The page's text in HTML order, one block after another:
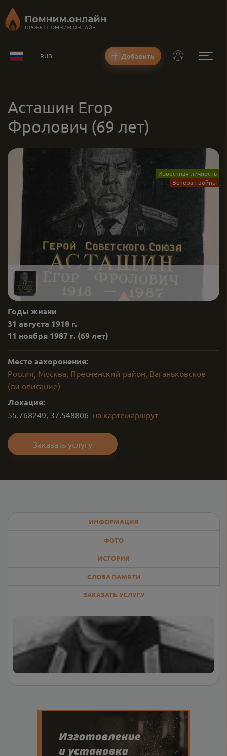
RUB Добавить
Асташин Егор
Фролович (69 лет)
Известная личность
Ветеран войны
Годы жизни
31 августа 1918 г.
11 ноября 1987 г. (69 лет)
Место захоронения:
Россия, Москва, Пресненский район, Ваганьковское
(см описание)
Локация:
55.768249, 37.548806 на картемаршрут
Заказать услугу
ИНФОРМАЦИЯ
ФОТО
ИСТОРИЯ
СЛОВА ПАМЯТИ
ЗАКАЗАТЬ УСЛУГУ